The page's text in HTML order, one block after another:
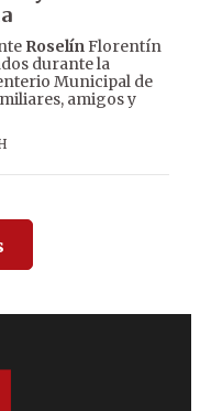
RoselínFlorentín
durante la
Municipal de
amigos y